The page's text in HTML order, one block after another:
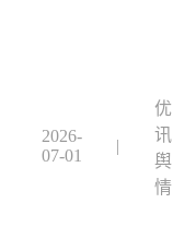
2026-
07-01
|
优
讯
舆
情